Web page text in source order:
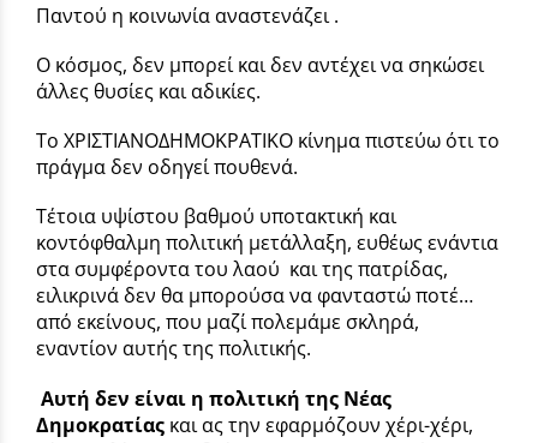
Παντού η κοινωνία αναστενάζει .
Ο κόσμος, δεν μπορεί και δεν αντέχει να σηκώσει
άλλες θυσίες και αδικίες.
Το ΧΡΙΣΤΙΑΝΟΔΗΜΟΚΡΑΤΙΚΟ κίνημα πιστεύω ότι το
πράγμα δεν οδηγεί πουθενά.
Τέτοια υψίστου βαθμού υποτακτική και
κοντόφθαλμη πολιτική μετάλλαξη, ευθέως ενάντια
στα συμφέροντα του λαού και της πατρίδας,
ειλικρινά δεν θα μπορούσα να φανταστώ ποτέ…
από εκείνους, που μαζί πολεμάμε σκληρά,
εναντίον αυτής της πολιτικής.
Αυτή δεν είναι η πολιτική της Νέας
Δημοκρατίας και ας την εφαρμόζουν χέρι-χέρι,